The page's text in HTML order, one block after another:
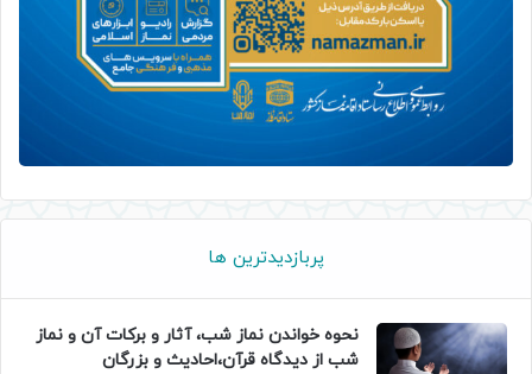
پربازدیدترین ها
نحوه خواندن نماز شب، آثار و برکات آن و نماز
شب از دیدگاه قرآن،احادیث و بزرگان